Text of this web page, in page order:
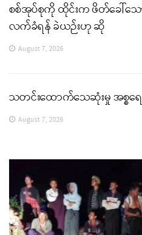
စစ်အုပ်စုကို ထိုင်းက ဖိတ်ခေါ်
လက်ခံရန် ခဲယဉ်းဟု ဆို
August 7, 2026
သတင်းထောက်သေဆုံးမှု အစ္စရေ
August 7, 2026